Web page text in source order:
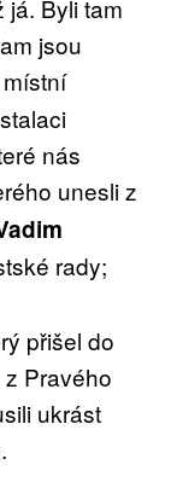
já. Byli tam
jsou
místní
nás
unesli z
rady;
přišel do
Pravého
ukrást